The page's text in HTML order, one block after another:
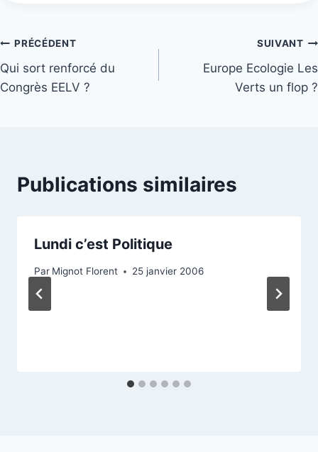
Navigation
de
PRÉCÉDENT
Qui sort renforcé du
Congrès EELV ?
SUIVANT
Europe Ecologie Les
Verts un flop ?
Publications similaires
Lundi c’est Politique
Par Mignot Florent 25 janvier 2006